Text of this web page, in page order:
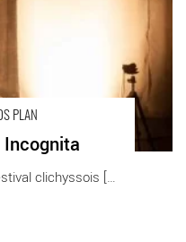
PLAN
Seconde édition de ce Festival clichyssois [...]